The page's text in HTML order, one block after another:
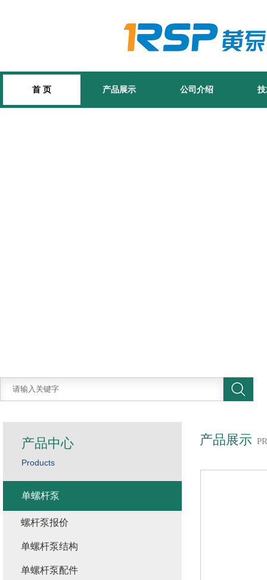
首 页 产品展示 公司介绍
产品展示
产品中心
Products
单螺杆泵
螺杆泵报价
单螺杆泵结构
单螺杆泵配件